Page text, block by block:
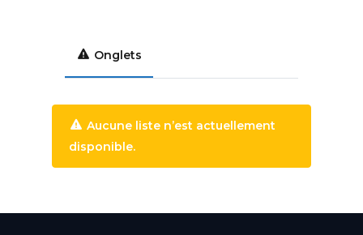
Onglets
Aucune liste n’est actuellement
disponible.